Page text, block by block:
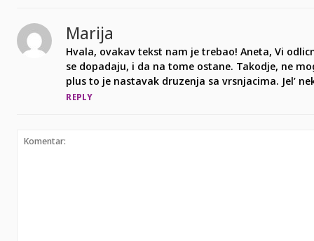
Marija
Hvala, ovakav tekst nam je trebao! Aneta, Vi
se dopadaju, i da na tome ostane. Takodje, ne
plus to je nastavak druzenja sa vrsnjacima. Jel’
REPLY